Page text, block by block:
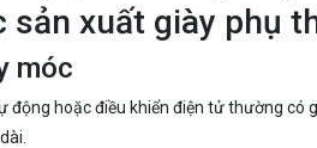
sản xuất giày phụ
móc
động hoặc điều khiển điện tử thường